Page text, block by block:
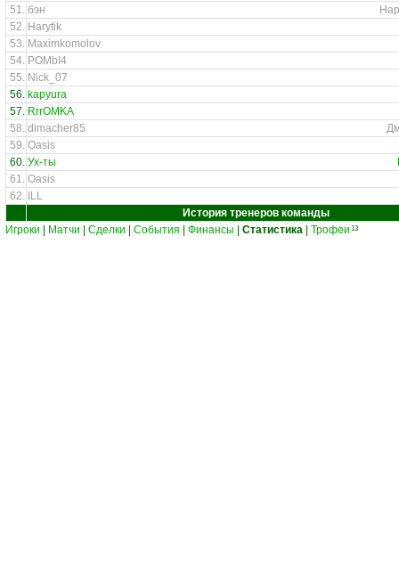
51. бэн
52. Harytik
53. Maximkomolov
54. POMbI4
55. Nick_07
56. kapyura
57. RrrOMKA
58. dimacher85
59. Oasis
60. Ух-ты
61. Oasis
62. ILL
История тренеров команды
Игроки
Матчи Сделки События Финансы Статистика Трофеи 13